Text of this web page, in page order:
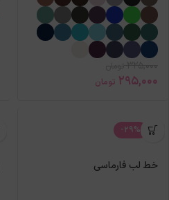
295,000 تومان
-29%
خط لب فارماسی